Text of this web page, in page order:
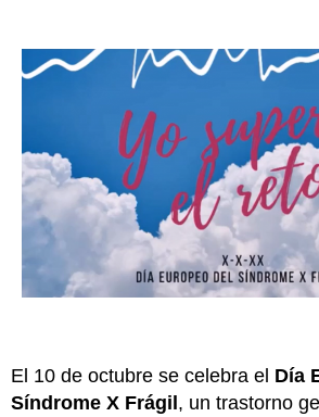
El 10 de octubre se celebra el Día
Síndrome X Frágil , un trastorno